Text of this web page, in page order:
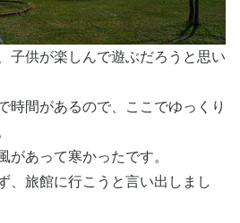
子供が楽しんで遊ぶだろうと思い
時間があるので、ここでゆっくり
があって寒かったです。
、旅館に行こうと言い出しまし